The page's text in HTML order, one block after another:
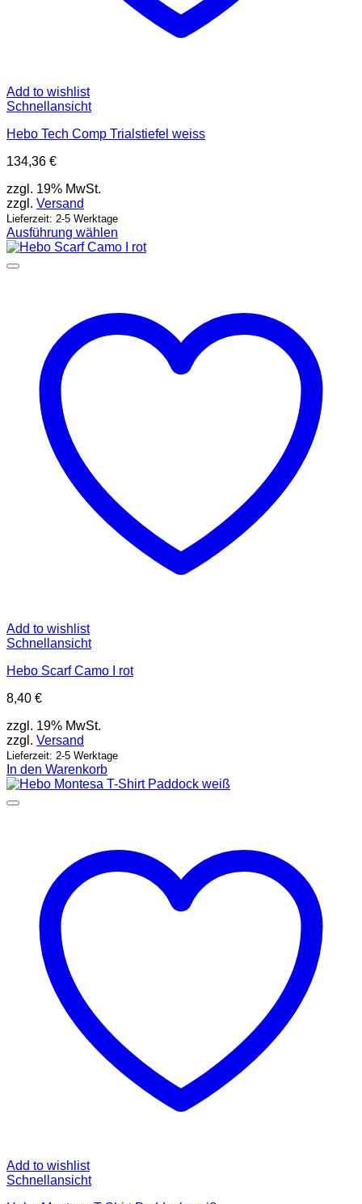
Add to wishlist
Schnellansicht
Hebo Tech Comp Trialstiefel weiss
134,36 €
zzgl. 19% MwSt.
zzgl. Versand
Lieferzeit: 2-5 Werktage
Ausführung wählen
Dieses
Produkt
Optionen
können
Produktseite
gewählt
werden
Add to wishlist
Schnellansicht
Hebo Scarf Camo I rot
8,40 €
zzgl. 19% MwSt.
zzgl. Versand
Lieferzeit: 2-5 Werktage
In den Warenkorb
Add to wishlist
Schnellansicht